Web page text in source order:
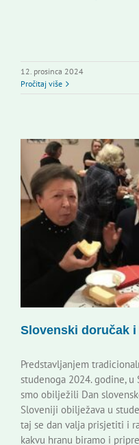
12. prosinca 2024
Pročitaj više
Slovenski doručak
Predstavljanjem
studenoga 2024. godine,
smo obilježili Dan
Sloveniji obilježava u
taj se dan valja prisjetiti i
kakvu hranu biramo i